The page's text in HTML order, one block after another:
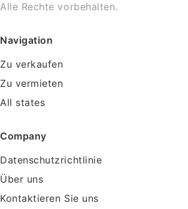
Alle Rechte vorbehalten.
Navigation
Zu verkaufen
Zu vermieten
All states
Company
Datenschutzrichtlinie
Über uns
Kontaktieren Sie uns